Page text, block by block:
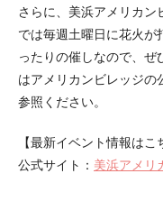
さらに、美浜アメリカン
では毎週土曜日に花火が
ったりの催しなので、ぜ
はアメリカンビレッジの
参照ください。
【最新イベント情報はこ
公式サイト： 美浜アメリ